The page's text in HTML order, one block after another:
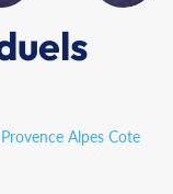
Alpes Cote